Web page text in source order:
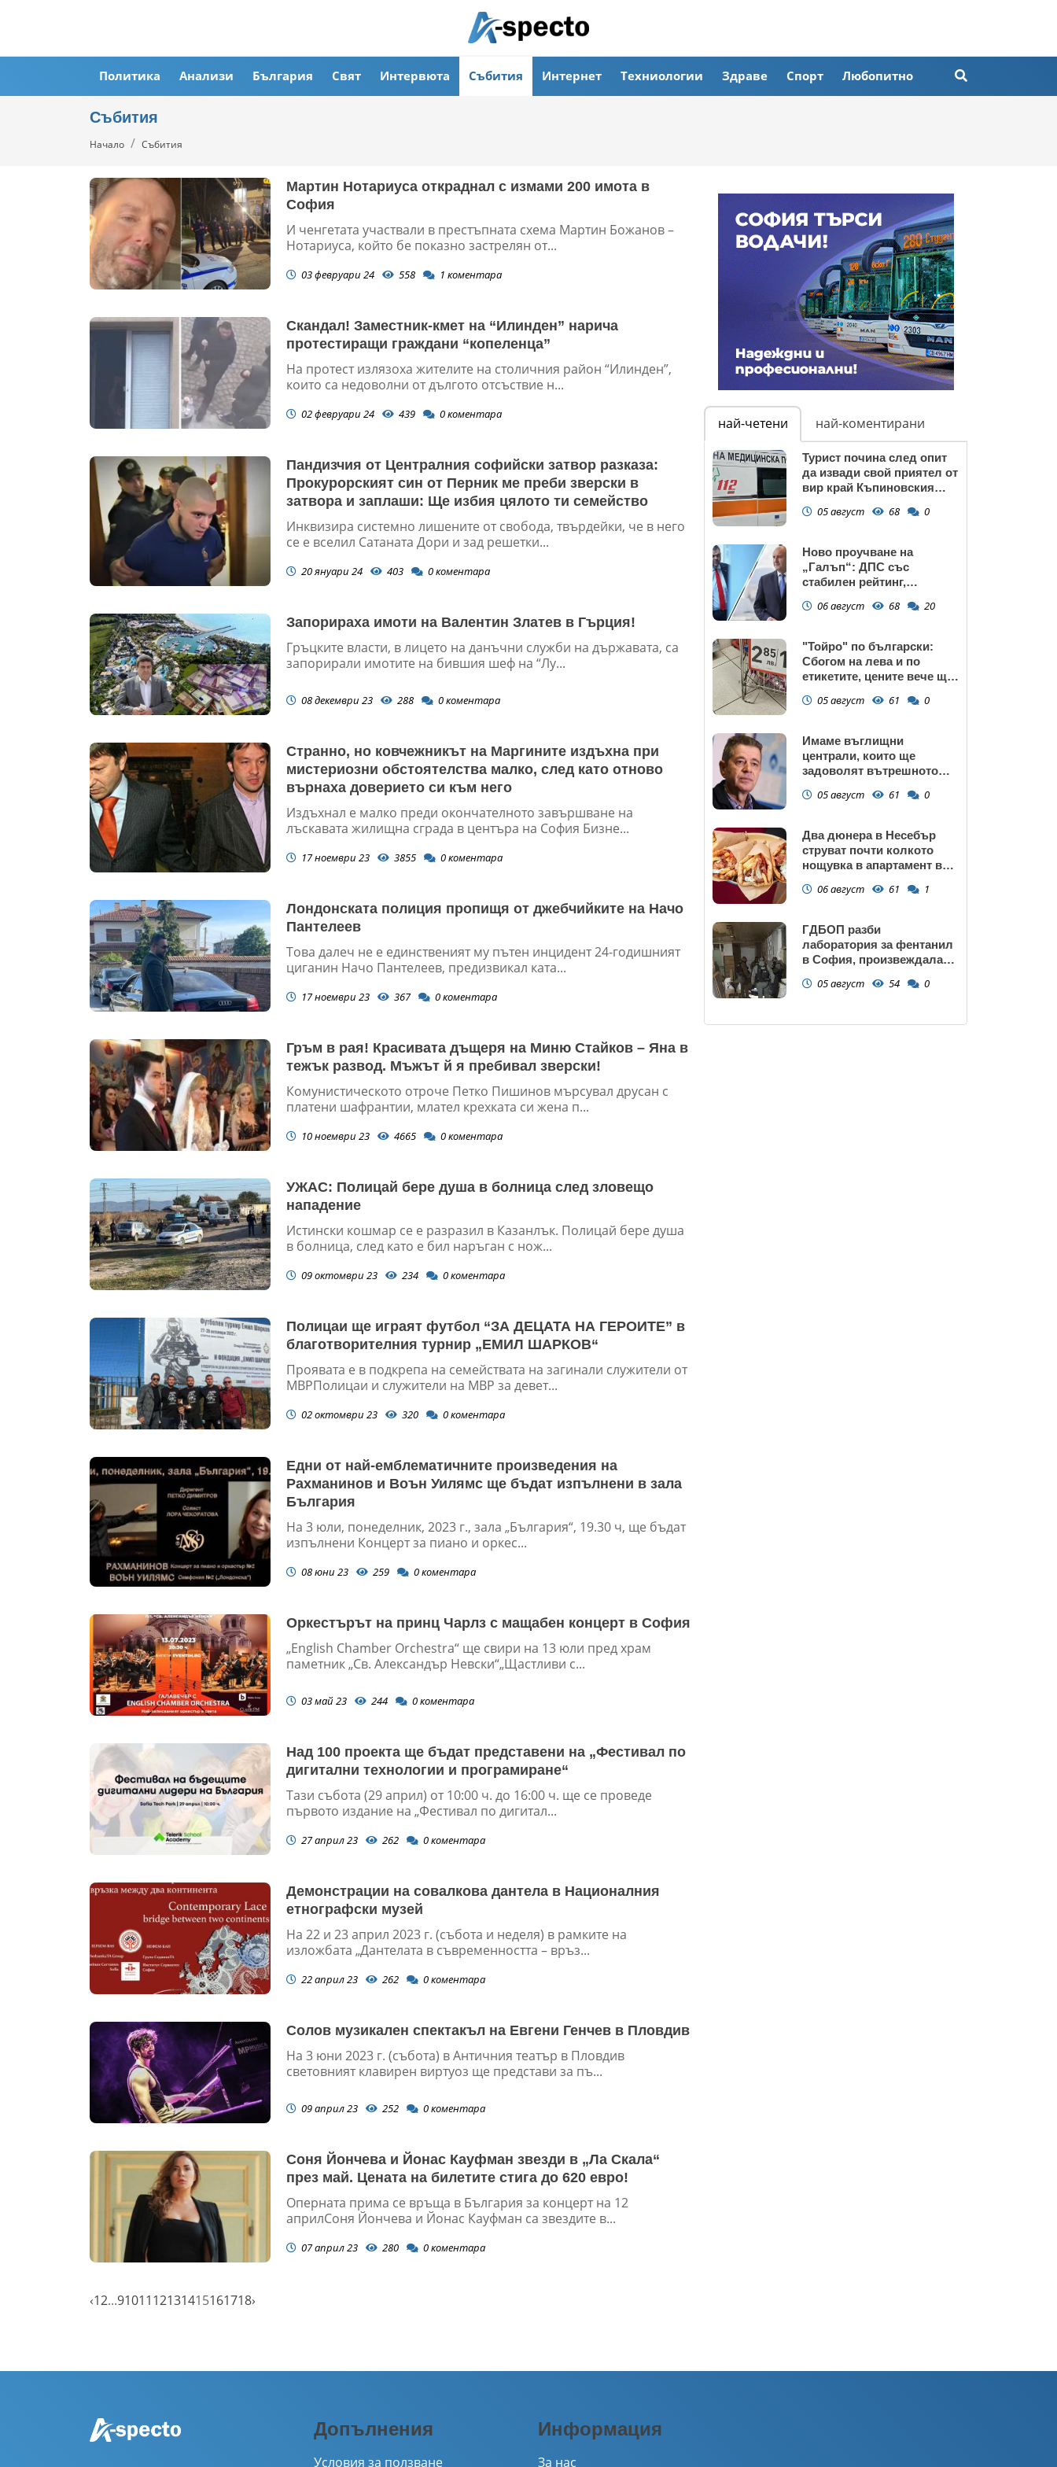
Политика Анализи България Свят Интервюта Събития Интернет Техниологии Здраве Спорт Любопитно
Събития
Начало Събития
Мартин Нотариуса откраднал с измами 200 имота в
София
И ченгетата участвали в престъпната схема Мартин Божанов –
Нотариуса, който бе показно застрелян от...
03 февруари 24 558 1 коментара
Скандал! Заместник-кмет на “Илинден” нарича
протестиращи граждани “копеленца”
На протест излязоха жителите на столичния район “Илинден”,
които са недоволни от дългото отсъствие н...
02 февруари 24 439 0коментара
Пандизчия от Централния софийски затвор разказа:
Прокурорският син от Перник ме преби зверски в
затвора и заплаши: Ще избия цялото ти семейство
Инквизира системно лишените от свобода, твърдейки, че в него
се е вселил Сатаната Дори и зад решетки...
20 януари 24 403 0коментара
Запорираха имоти на Валентин Златев в Гърция!
Гръцките власти, в лицето на данъчни служби на държавата, са
запорирали имотите на бившия шеф на “Лу...
08 декември 23 288 0коментара
Странно, но ковчежникът на Маргините издъхна при
мистериозни обстоятелства малко, след като отново
върнаха доверието си към него
Издъхнал е малко преди окончателното завършване на
лъскавата жилищна сграда в центъра на София Бизне...
17 ноември 23 3855 0коментара
Лондонската полиция пропищя от джебчийките на Начо
Пантелеев
Това далеч не е единственият му пътен инцидент 24-годишният
циганин Начо Пантелеев, предизвикал ката...
17 ноември 23 367 0коментара
Гръм в рая! Красивата дъщеря на Миню Стайков – Яна в
тежък развод. Мъжът й я пребивал зверски!
Комунистическото отроче Петко Пишинов мърсувал друсан с
платени шафрантии, млател крехката си жена п...
10 ноември 23 4665 0коментара
УЖАС: Полицай бере душа в болница след зловещо
нападение
Истински кошмар се е разразил в Казанлък. Полицай бере душа
в болница, след като е бил наръган с нож...
09 октомври 23 234 0коментара
Полицаи ще играят футбол “ЗА ДЕЦАТА НА ГЕРОИТЕ” в
благотворителния турнир „ЕМИЛ ШАРКОВ“
Проявата е в подкрепа на семействата на загинали служители от
МВРПолицаи и служители на МВР за девет...
02 октомври 23 320 0коментара
Едни от най-емблематичните произведения на
Рахманинов и Воън Уилямс ще бъдат изпълнени в зала
България
На 3 юли, понеделник, 2023 г., зала „България“, 19.30 ч, ще бъдат
изпълнени Концерт за пиано и оркес...
08 юни 23 259 0коментара
Оркестърът на принц Чарлз с мащабен концерт в София
„English Chamber Orchestra“ ще свири на 13 юли пред храм
паметник „Св. Александър Невски“„Щастливи с...
03 май 23 244 0коментара
Над 100 проекта ще бъдат представени на „Фестивал по
дигитални технологии и програмиране“
Тази събота (29 април) от 10:00 ч. до 16:00 ч. ще се проведе
първото издание на „Фестивал по дигитал...
27 април 23 262 0коментара
Демонстрации на совалкова дантела в Националния
етнографски музей
На 22 и 23 април 2023 г. (събота и неделя) в рамките на
изложбата „Дантелата в съвременността – връз...
22 април 23 262 0коментара
Солов музикален спектакъл на Евгени Генчев в Пловдив
На 3 юни 2023 г. (събота) в Античния театър в Пловдив
световният клавирен виртуоз ще представи за пъ...
09 април 23 252 0коментара
Соня Йончева и Йонас Кауфман звезди в „Ла Скала“
през май. Цената на билетите стига до 620 евро!
Оперната прима се връща в България за концерт на 12
априлСоня Йончева и Йонас Кауфман са звездите в...
07 април 23 280 0коментара
‹12...9101112131415161718›
най-четени най-коментирани
Турист почина след опит
да извади свой приятел от
вир край Къпиновския
05 август 68 0
Ново проучване на
„Галъп“: ДПС със
стабилен рейтинг,
запазва
06 август 68 20
"Тойро" по български:
Сбогом на лева и по
етикетите, цените вече ще
05 август 61 0
Имаме въглищни
централи, които ще
задоволят вътрешното
05 август 61 0
Два дюнера в Несебър
струват почти колкото
нощувка в апартамент в
06 август 61 1
ГДБОП разби
лаборатория за фентанил
в София, произвеждала
(снимки)
05 август 54 0
Допълнения
Условия за ползване
Информация
За нас